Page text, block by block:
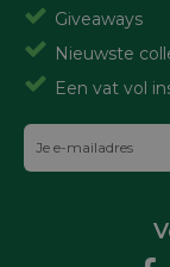
Giveaways
Nieuwste
Een vat vol